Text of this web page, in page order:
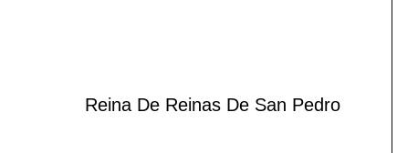
Reina De Reinas De San Pedro